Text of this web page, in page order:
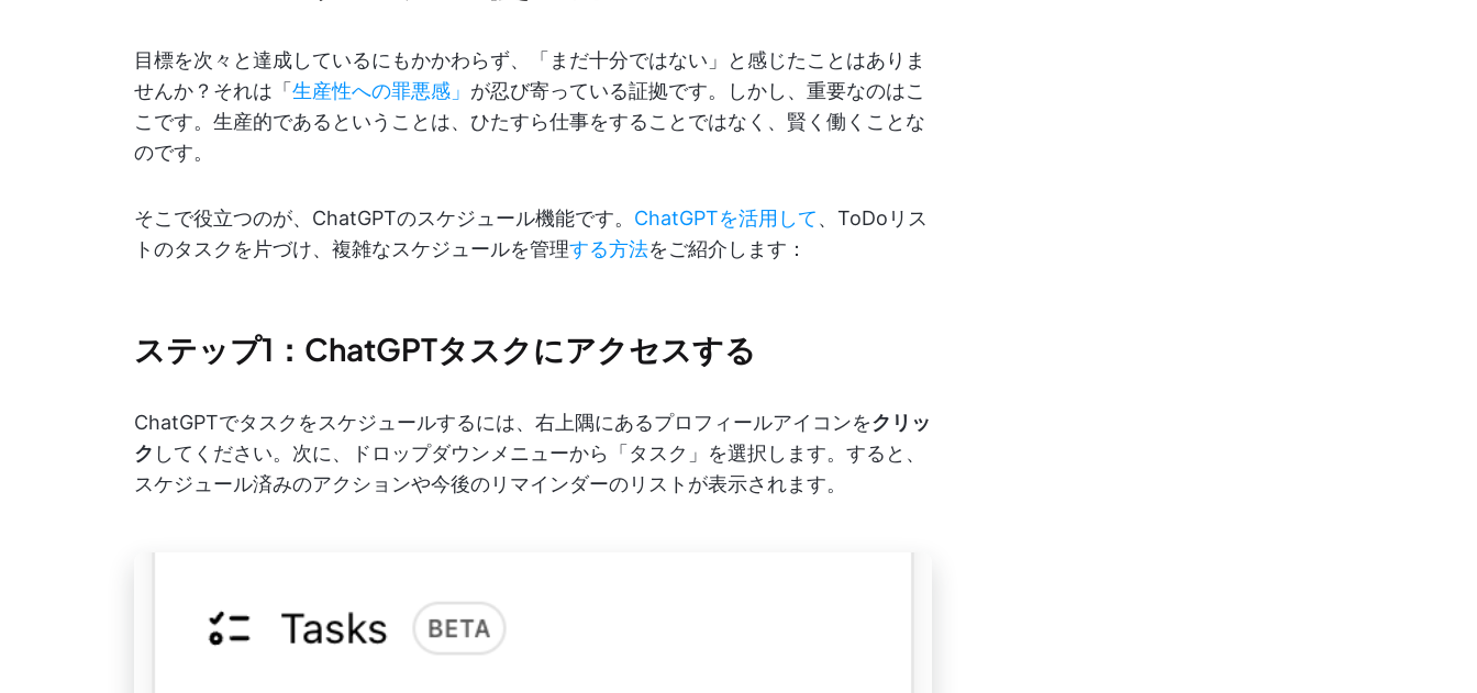
目標を次々と達成しているにもかかわらず、「まだ十分ではない」と感じたことはありま
せんか？それは「 生産性への罪悪感」 が忍び寄っている証拠です。しかし、重要なのはこ
こです。生産的であるということは、ひたすら仕事をすることではなく、賢く働くことな
のです。
そこで役立つのが、ChatGPTのスケジュール機能です。 ChatGPTを活用して、ToDoリス
トのタスクを片づけ、複雑なスケジュールを管理する方法をご紹介します：
ステップ1：ChatGPTタスクにアクセスする
ChatGPTでタスクをスケジュールするには、右上隅にあるプロフィールアイコンをクリッ
ク してください。次に、ドロップダウンメニューから「タスク」を選択します。すると、
スケジュール済みのアクションや今後のリマインダーのリストが表示されます。